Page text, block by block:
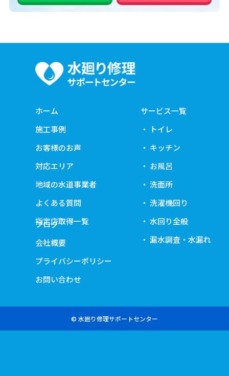
ホーム
施工事例
お客様のお声
対応エリア
地域の水道事業者
よくある質問
指定店取得一覧
サービス一覧
トイレ
キッチン
お風呂
洗面所
洗濯機回り
水回り全般
漏水調査・水漏れ
ブログ
会社概要
プライバシーポリシー
お問い合わせ
© 水廻り修理サポートセンター